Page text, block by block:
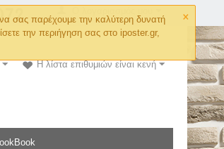
×
σας παρέχουμε την καλύτερη δυνατή
την περιήγηση σας στο iposter.gr,
Η λίστα επιθυμιών είναι κενή